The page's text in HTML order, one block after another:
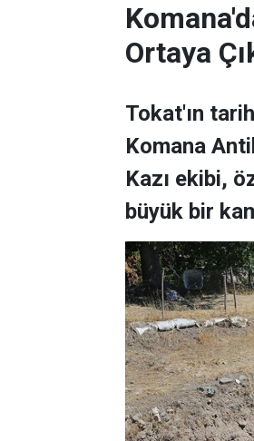
Ortaya
Tokat'ın
Komana
Kazı ekibi,
büyük bir